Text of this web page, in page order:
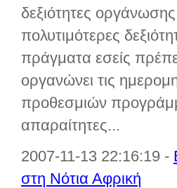
δεξιότητες οργάνωσης
πολυτιμότερες
πράγματα εσείς
οργανώνει τις
προθεσμιών
απαραίτητες...
2007-11-13 22:16:19 -
στη Νότια Αφρική